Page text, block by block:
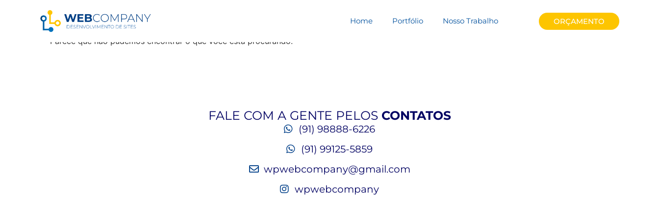
Home Portfólio Nosso Trabalho ORÇAMENTO
Resultados da pesquisa por: 3177899j47lyym
Parece que não pudemos encontrar o que você está procurando.
FALE COM A GENTE PELOS CONTATOS
(91) 98888-6226
(91) 99125-5859
wpwebcompany@gmail.com
wpwebcompany